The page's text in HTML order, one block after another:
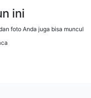
ini
foto Anda juga bisa muncul